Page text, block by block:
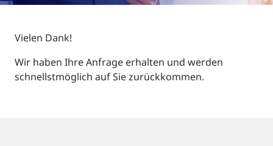
Vielen Dank!
Wir haben Ihre Anfrage erhalten und werden
schnellstmöglich auf Sie zurückkommen.